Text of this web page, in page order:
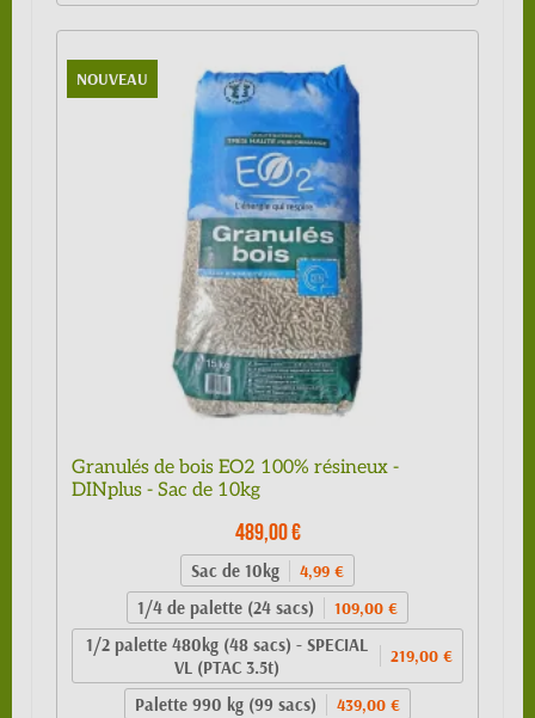
NOUVEAU
Granulés de bois EO2 100% résineux -
DINplus - Sac de 10kg
489,00 €
Sac de 10kg 4,99 €
1/4 de palette (24 sacs) 109,00 €
1/2 palette 480kg (48 sacs) - SPECIAL
VL (PTAC 3.5t)
219,00 €
Palette 990 kg (99 sacs) 439,00 €